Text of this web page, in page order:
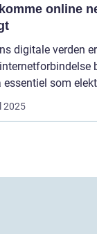
online
digitale verden
essentiel som
2025